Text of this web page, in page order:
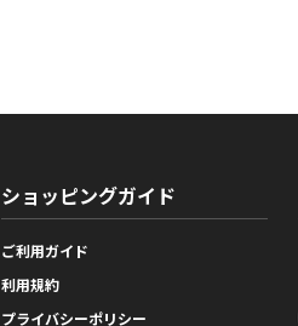
ショッピングガイド
ご利用ガイド
利用規約
プライバシーポリシー